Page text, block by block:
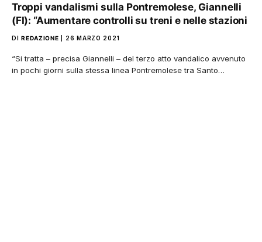
Troppi vandalismi sulla Pontremolese, Giannelli
(FI): “Aumentare controlli su treni e nelle stazioni
DI REDAZIONE 26 MARZO 2021
“Si tratta – precisa Giannelli – del terzo atto vandalico avvenuto
in pochi giorni sulla stessa linea Pontremolese tra Santo…